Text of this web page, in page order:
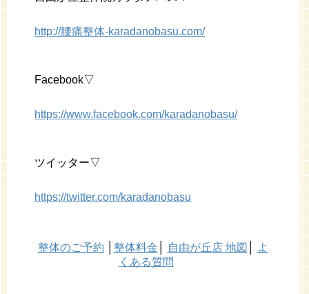
http://腰痛整体-karadanobasu.com/
Facebook▽
https://www.facebook.com/karadanobasu/
ツイッター▽
https://twitter.com/karadanobasu
整体のご予約 整体料金 自由が丘店 地図
よ
くある質問